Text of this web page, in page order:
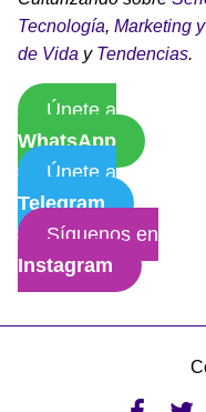
Tecnología, Marketing
de Vida y Tendencias.
Únete a
WhatsApp
Únete a
Telegram
Síguenos en
Instagram